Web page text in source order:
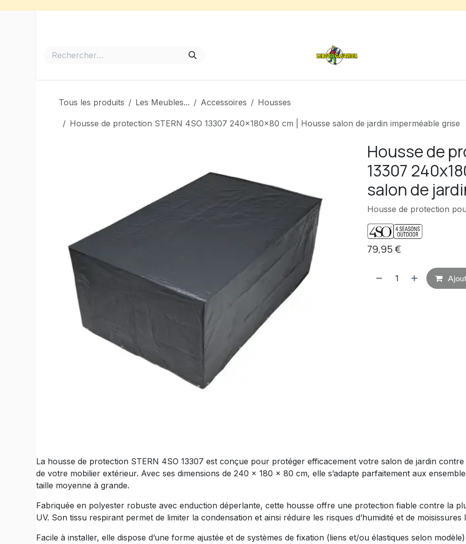
Tous les produits Les Meubles... Accessoires Housses
Housse de protection STERN 4SO 13307 240x180x80 cm | Housse salon de jardin imperméable grise
Housse de
13307
salon de
Housse de protection
79,95€
La housse de protection STERN 4SO 13307 est conçue pour protéger efficacement votre salon de jardin
de votre mobilier extérieur. Avec ses dimensions de 240 x 180 x 80 cm, elle s’adapte parfaitement aux
taille moyenne à grande.
Fabriquée en polyester robuste avec enduction déperlante, cette housse offre une protection fiable contre la
UV. Son tissu respirant permet de limiter la condensation et ainsi réduire les risques d’humidité et de
Facile à installer, elle dispose d’une forme ajustée et de systèmes de fixation (liens et/ou élastiques selon